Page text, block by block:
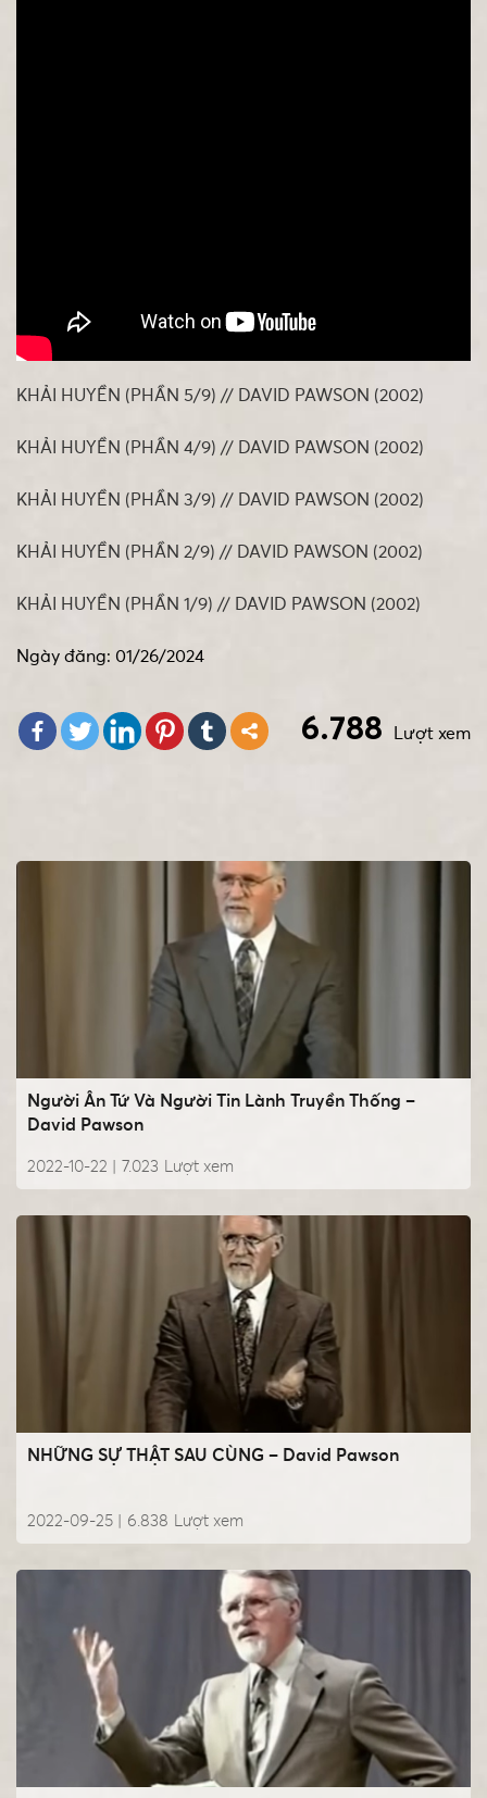
KHẢI HUYỀN (PHẦN 5/9) // DAVID PAWSON (2002)
KHẢI HUYỀN (PHẦN 4/9) // DAVID PAWSON (2002)
KHẢI HUYỀN (PHẦN 3/9) // DAVID PAWSON (2002)
KHẢI HUYỀN (PHẦN 2/9) // DAVID PAWSON (2002)
KHẢI HUYỀN (PHẦN 1/9) // DAVID PAWSON (2002)
Ngày đăng: 01/26/2024
Lượt xem
6.788
Người Ân Tứ Và Người Tin Lành Truyền Thống –
David Pawson
2022-10-22 | Lượt xem
7.023
NHỮNG SỰ THẬT SAU CÙNG – David Pawson
2022-09-25 | Lượt xem
6.838